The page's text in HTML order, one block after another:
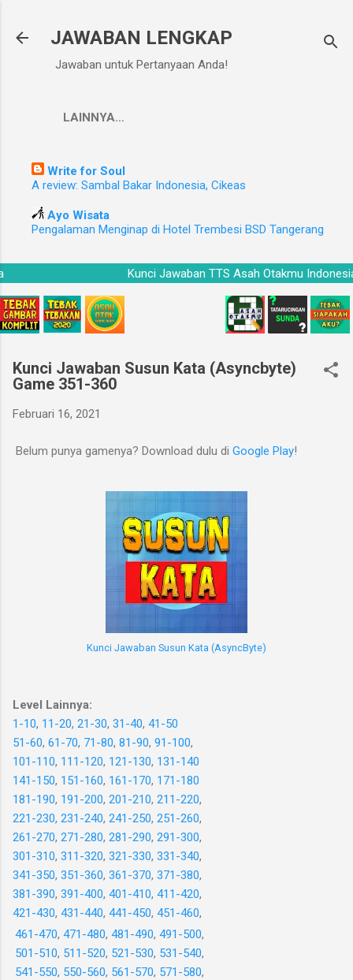
JAWABAN LENGKAP
Jawaban untuk Pertanyaan Anda!
LAINNYA…
Write for Soul
A review: Sambal Bakar Indonesia, Cikeas
Ayo Wisata
Pengalaman Menginap di Hotel Trembesi BSD Tangerang
Kunci Jawaban TTS Asah Otakmu
Kunci Jawaban Susun Kata (Asyncbyte)
Game 351-360
Februari 16, 2021
Belum punya gamenya? Download dulu di Google Play!
Kunci Jawaban Susun Kata (AsyncByte)
Level Lainnya:
1-10, 11-20, 21-30, 31-40, 41-50
51-60, 61-70, 71-80, 81-90, 91-100,
101-110, 111-120, 121-130, 131-140
141-150, 151-160, 161-170, 171-180
181-190, 191-200, 201-210, 211-220,
221-230, 231-240, 241-250, 251-260,
261-270, 271-280, 281-290, 291-300,
301-310, 311-320, 321-330, 331-340,
341-350, 351-360, 361-370, 371-380,
381-390, 391-400, 401-410, 411-420,
421-430, 431-440, 441-450, 451-460,
461-470, 471-480, 481-490, 491-500,
501-510, 511-520, 521-530, 531-540,
541-550, 550-560, 561-570, 571-580,